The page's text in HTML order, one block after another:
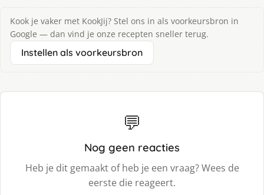
Kook je vaker met KookJij? Stel ons in als voorkeursbron in
Google — dan vind je onze recepten sneller terug.
Instellen als voorkeursbron
💬
Nog geen reacties
Heb je dit gemaakt of heb je een vraag? Wees de
eerste die reageert.